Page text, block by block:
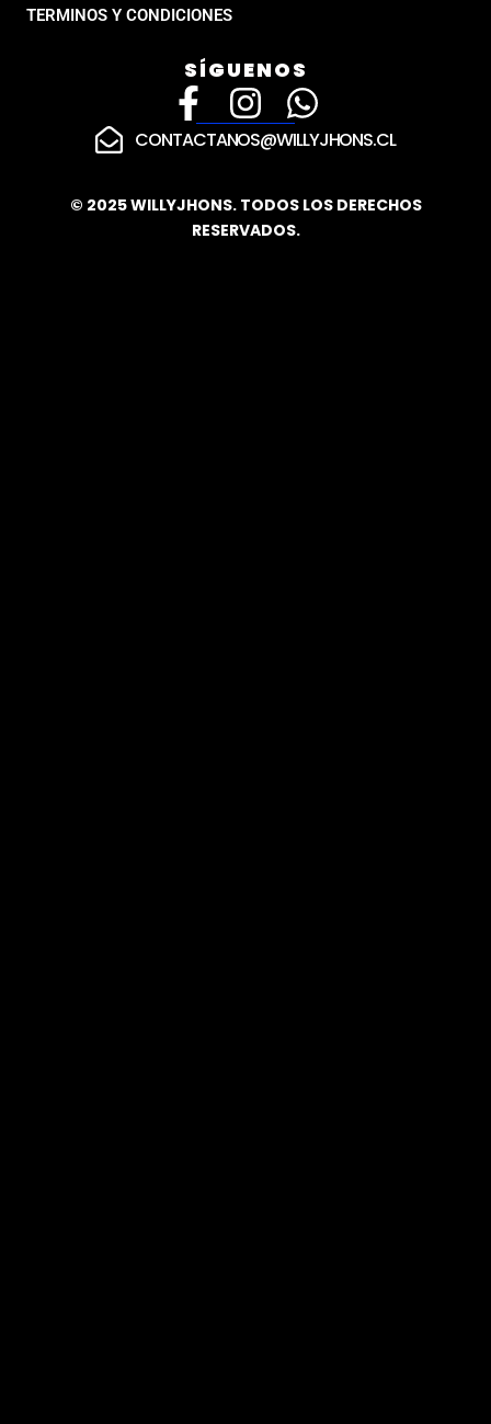
TERMINOS Y CONDICIONES
SÍGUENOS
F
a
e
b
I
n
t
a
W
h
t
CONTACTANOS@WILLYJHONS.CL
© 2025 WILLYJHONS. TODOS LOS DERECHOS
RESERVADOS.